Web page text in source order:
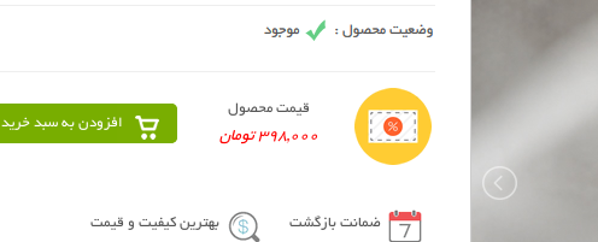
قیمت محصول
398,000 تومان
افزودن به سبد خرید
ضمانت بازگشت بهترین کیفیت و قیمت